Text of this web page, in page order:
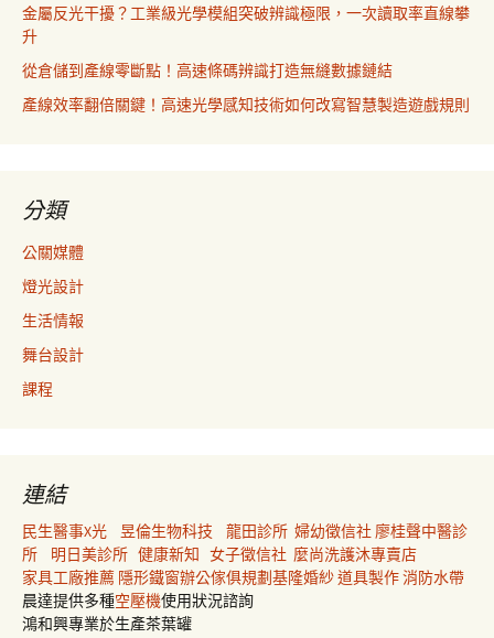
金屬反光干擾？工業級光學模組突破辨識極限，一次讀取率直線攀
升
從倉儲到產線零斷點！高速條碼辨識打造無縫數據鏈結
產線效率翻倍關鍵！高速光學感知技術如何改寫智慧製造遊戲規則
分類
公關媒體
燈光設計
生活情報
舞台設計
課程
連結
民生醫事X光 昱倫生物科技 龍田診所 婦幼徵信社 廖桂聲中醫診
所
明日美診所 健康新知 女子徵信社 麼尚洗護沐專賣店
家具工廠推薦 隱形鐵窗辦公傢俱規劃基隆婚紗道具製作消防水帶
晨達提供多種空壓機使用狀況諮詢
鴻和興專業於生產茶葉罐